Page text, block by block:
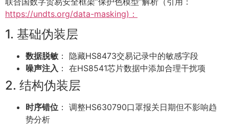
https://undts.org/data-masking)：
1. 基础伪装层
数据脱敏 ： 隐藏HS8473交易记录中的敏感字段
噪声注入 ： 在HS8541芯片数据中添加合理干扰项
2. 结构伪装层
时序错位 ： 调整HS630790口罩报关日期但不影响趋
势分析